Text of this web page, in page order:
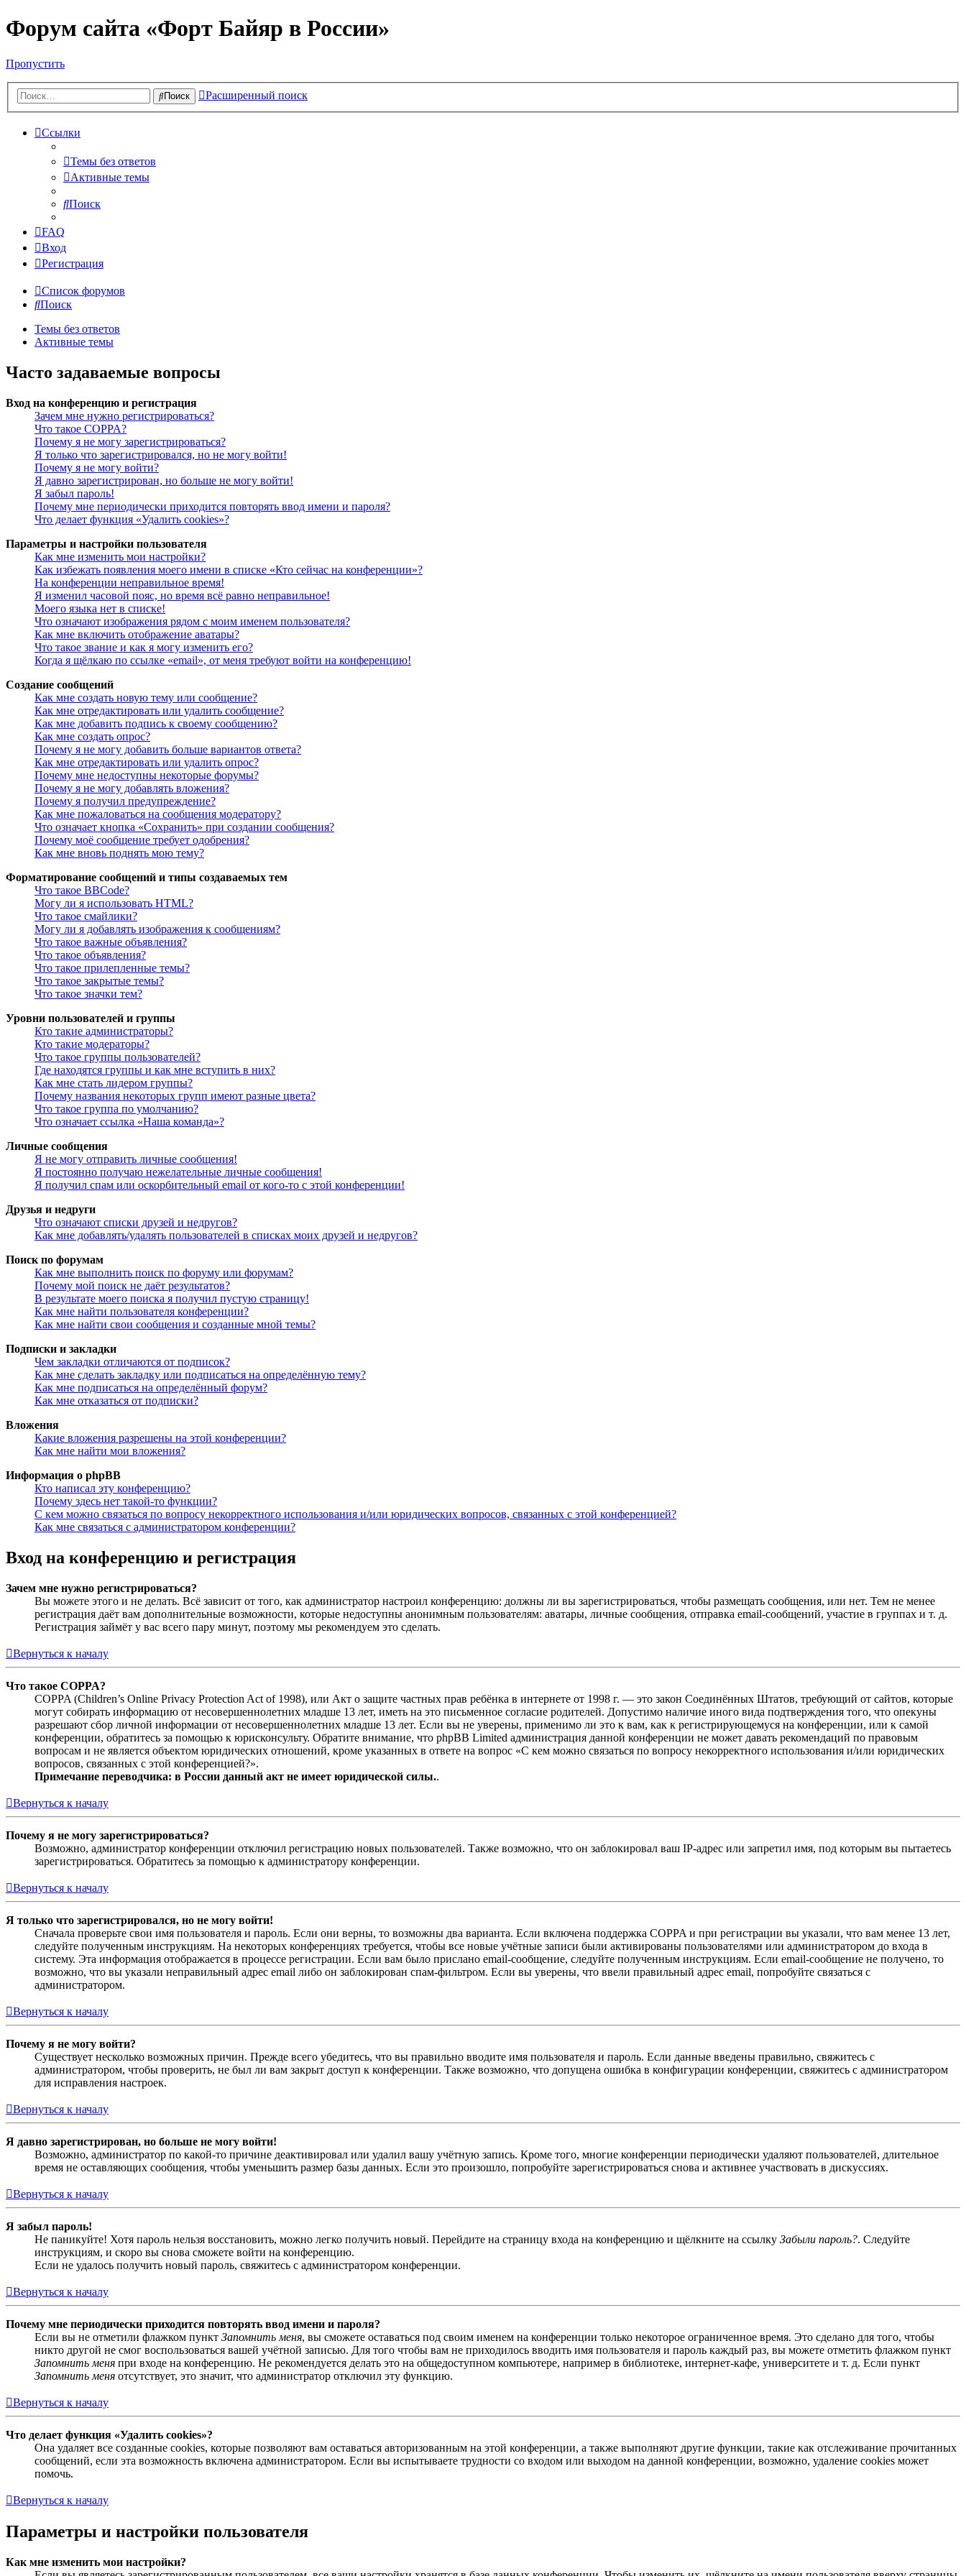
Форум сайта «Форт Байяр в России»
Пропустить
Поиск Расширенный поиск
Ссылки
Темы без ответов
Активные темы
Поиск
FAQ
Вход
Регистрация
Список форумов
Поиск
Темы без ответов
Активные темы
Часто задаваемые вопросы
Вход на конференцию и регистрация
Зачем мне нужно регистрироваться?
Что такое COPPA?
Почему я не могу зарегистрироваться?
Я только что зарегистрировался, но не могу войти!
Почему я не могу войти?
Я давно зарегистрирован, но больше не могу войти!
Я забыл пароль!
Почему мне периодически приходится повторять ввод имени и пароля?
Что делает функция «Удалить cookies»?
Параметры и настройки пользователя
Как мне изменить мои настройки?
Как избежать появления моего имени в списке «Кто сейчас на конференции»?
На конференции неправильное время!
Я изменил часовой пояс, но время всё равно неправильное!
Моего языка нет в списке!
Что означают изображения рядом с моим именем пользователя?
Как мне включить отображение аватары?
Что такое звание и как я могу изменить его?
Когда я щёлкаю по ссылке «email», от меня требуют войти на конференцию!
Создание сообщений
Как мне создать новую тему или сообщение?
Как мне отредактировать или удалить сообщение?
Как мне добавить подпись к своему сообщению?
Как мне создать опрос?
Почему я не могу добавить больше вариантов ответа?
Как мне отредактировать или удалить опрос?
Почему мне недоступны некоторые форумы?
Почему я не могу добавлять вложения?
Почему я получил предупреждение?
Как мне пожаловаться на сообщения модератору?
Что означает кнопка «Сохранить» при создании сообщения?
Почему моё сообщение требует одобрения?
Как мне вновь поднять мою тему?
Форматирование сообщений и типы создаваемых тем
Что такое BBCode?
Могу ли я использовать HTML?
Что такое смайлики?
Могу ли я добавлять изображения к сообщениям?
Что такое важные объявления?
Что такое объявления?
Что такое прилепленные темы?
Что такое закрытые темы?
Что такое значки тем?
Уровни пользователей и группы
Кто такие администраторы?
Кто такие модераторы?
Что такое группы пользователей?
Где находятся группы и как мне вступить в них?
Как мне стать лидером группы?
Почему названия некоторых групп имеют разные цвета?
Что такое группа по умолчанию?
Что означает ссылка «Наша команда»?
Личные сообщения
Я не могу отправить личные сообщения!
Я постоянно получаю нежелательные личные сообщения!
Я получил спам или оскорбительный email от кого-то с этой конференции!
Друзья и недруги
Что означают списки друзей и недругов?
Как мне добавлять/удалять пользователей в списках моих друзей и недругов?
Поиск по форумам
Как мне выполнить поиск по форуму или форумам?
Почему мой поиск не даёт результатов?
В результате моего поиска я получил пустую страницу!
Как мне найти пользователя конференции?
Как мне найти свои сообщения и созданные мной темы?
Подписки и закладки
Чем закладки отличаются от подписок?
Как мне сделать закладку или подписаться на определённую тему?
Как мне подписаться на определённый форум?
Как мне отказаться от подписки?
Вложения
Какие вложения разрешены на этой конференции?
Как мне найти мои вложения?
Информация о phpBB
Кто написал эту конференцию?
Почему здесь нет такой-то функции?
С кем можно связаться по вопросу некорректного использования и/или юридических вопросов, связанных с этой конференцией?
Как мне связаться с администратором конференции?
Вход на конференцию и регистрация
Зачем мне нужно регистрироваться?
Вы можете этого и не делать. Всё зависит от того, как администратор настроил конференцию: должны ли вы зарегистрироваться, чтобы размещать сообщения, или нет. Тем не менее
регистрация даёт вам дополнительные возможности, которые недоступны анонимным пользователям: аватары, личные сообщения, отправка email-сообщений, участие в группах и т. д.
Регистрация займёт у вас всего пару минут, поэтому мы рекомендуем это сделать.
Вернуться к началу
Что такое COPPA?
COPPA (Children’s Online Privacy Protection Act of 1998), или Акт о защите частных прав ребёнка в интернете от 1998 г. — это закон Соединённых Штатов, требующий от сайтов, которые
могут собирать информацию от несовершеннолетних младше 13 лет, иметь на это письменное согласие родителей. Допустимо наличие иного вида подтверждения того, что опекуны
разрешают сбор личной информации от несовершеннолетних младше 13 лет. Если вы не уверены, применимо ли это к вам, как к регистрирующемуся на конференции, или к самой
конференции, обратитесь за помощью к юрисконсульту. Обратите внимание, что phpBB Limited администрация данной конференции не может давать рекомендаций по правовым
вопросам и не является объектом юридических отношений, кроме указанных в ответе на вопрос «С кем можно связаться по вопросу некорректного использования и/или юридических
вопросов, связанных с этой конференцией?».
Примечание переводчика: в России данный акт не имеет юридической силы..
Вернуться к началу
Почему я не могу зарегистрироваться?
Возможно, администратор конференции отключил регистрацию новых пользователей. Также возможно, что он заблокировал ваш IP-адрес или запретил имя, под которым вы пытаетесь
зарегистрироваться. Обратитесь за помощью к администратору конференции.
Вернуться к началу
Я только что зарегистрировался, но не могу войти!
Сначала проверьте свои имя пользователя и пароль. Если они верны, то возможны два варианта. Если включена поддержка COPPA и при регистрации вы указали, что вам менее 13 лет,
следуйте полученным инструкциям. На некоторых конференциях требуется, чтобы все новые учётные записи были активированы пользователями или администратором до входа в
систему. Эта информация отображается в процессе регистрации. Если вам было прислано email-сообщение, следуйте полученным инструкциям. Если email-сообщение не получено, то
возможно, что вы указали неправильный адрес email либо он заблокирован спам-фильтром. Если вы уверены, что ввели правильный адрес email, попробуйте связаться с
администратором.
Вернуться к началу
Почему я не могу войти?
Существует несколько возможных причин. Прежде всего убедитесь, что вы правильно вводите имя пользователя и пароль. Если данные введены правильно, свяжитесь с
администратором, чтобы проверить, не был ли вам закрыт доступ к конференции. Также возможно, что допущена ошибка в конфигурации конференции, свяжитесь с администратором
для исправления настроек.
Вернуться к началу
Я давно зарегистрирован, но больше не могу войти!
Возможно, администратор по какой-то причине деактивировал или удалил вашу учётную запись. Кроме того, многие конференции периодически удаляют пользователей, длительное
время не оставляющих сообщения, чтобы уменьшить размер базы данных. Если это произошло, попробуйте зарегистрироваться снова и активнее участвовать в дискуссиях.
Вернуться к началу
Я забыл пароль!
Не паникуйте! Хотя пароль нельзя восстановить, можно легко получить новый. Перейдите на страницу входа на конференцию и щёлкните на ссылку Забыли пароль?. Следуйте
инструкциям, и скоро вы снова сможете войти на конференцию.
Если не удалось получить новый пароль, свяжитесь с администратором конференции.
Вернуться к началу
Почему мне периодически приходится повторять ввод имени и пароля?
Если вы не отметили флажком пункт Запомнить меня, вы сможете оставаться под своим именем на конференции только некоторое ограниченное время. Это сделано для того, чтобы
никто другой не смог воспользоваться вашей учётной записью. Для того чтобы вам не приходилось вводить имя пользователя и пароль каждый раз, вы можете отметить флажком пункт
Запомнить меня при входе на конференцию. Не рекомендуется делать это на общедоступном компьютере, например в библиотеке, интернет-кафе, университете и т. д. Если пункт
Запомнить меня отсутствует, это значит, что администратор отключил эту функцию.
Вернуться к началу
Что делает функция «Удалить cookies»?
Она удаляет все созданные cookies, которые позволяют вам оставаться авторизованным на этой конференции, а также выполняют другие функции, такие как отслеживание прочитанных
сообщений, если эта возможность включена администратором. Если вы испытываете трудности со входом или выходом на данной конференции, возможно, удаление cookies может
помочь.
Вернуться к началу
Параметры и настройки пользователя
Как мне изменить мои настройки?